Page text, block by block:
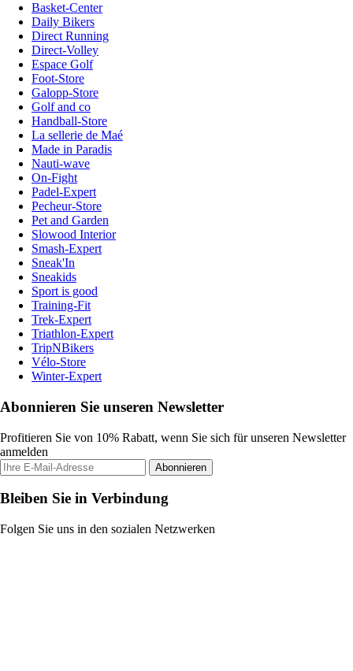
Basket-Center
Daily Bikers
Direct Running
Direct-Volley
Espace Golf
Foot-Store
Galopp-Store
Golf and co
Handball-Store
La sellerie de Maé
Made in Paradis
Nauti-wave
On-Fight
Padel-Expert
Pecheur-Store
Pet and Garden
Slowood Interior
Smash-Expert
Sneak'In
Sneakids
Sport is good
Training-Fit
Trek-Expert
Triathlon-Expert
TripNBikers
Vélo-Store
Winter-Expert
Abonnieren Sie unseren Newsletter
Profitieren Sie von 10% Rabatt, wenn Sie sich für unseren Newsletter
anmelden
Abonnieren
Bleiben Sie in Verbindung
Folgen Sie uns in den sozialen Netzwerken